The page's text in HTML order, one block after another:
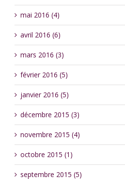
mai 2016 (4)
avril 2016 (6)
mars 2016 (3)
février 2016 (5)
janvier 2016 (5)
décembre 2015 (3)
novembre 2015 (4)
octobre 2015 (1)
septembre 2015 (5)